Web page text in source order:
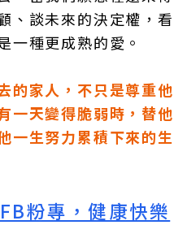
、談未來的決定權，看
一種更成熟的愛。
的家人，不只是尊重他
一天變得脆弱時，替他
一生努力累積下來的生
粉專，健康快樂